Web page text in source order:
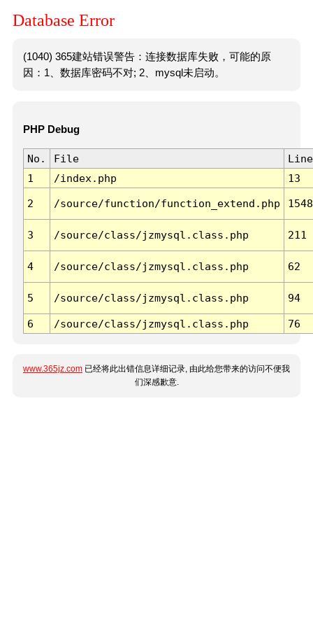
Database Error
(1040) 365建站错误警告：连接数据库失败，可能的原
因：1、数据库密码不对; 2、mysql未启动。
PHP Debug
No. File
Line
1
/index.php 13
2 /source/function/function_extend.php 1548
3 /source/class/jzmysql.class.php 211
4 /source/class/jzmysql.class.php 62
5 /source/class/jzmysql.class.php 94
6 /source/class/jzmysql.class.php 76
www.365jz.com 已经将此出错信息详细记录, 由此给您带来的访问不便我
们深感歉意.